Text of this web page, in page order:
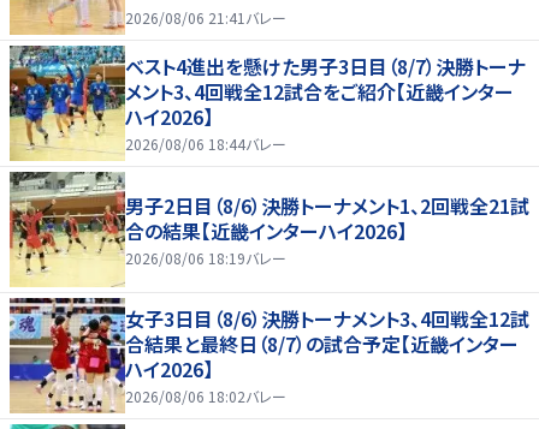
2026/08/06 21:41 バレー
ベスト4進出を懸けた男子3日目（8/7）決勝トーナ
メント3、4回戦全12試合をご紹介【近畿インター
ハイ2026】
2026/08/06 18:44バレー
男子2日目（8/6）決勝トーナメント1、2回戦全21試
合の結果【近畿インターハイ2026】
2026/08/06 18:19バレー
女子3日目（8/6）決勝トーナメント3、4回戦全12試
合結果と最終日（8/7）の試合予定【近畿インター
ハイ2026】
2026/08/06 18:02バレー